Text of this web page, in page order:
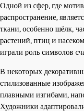
Одной из сфер, где
распространение,
ткани, особенно шёлк,
растений, птиц и
играли роль символов
В некоторых
стилизованные
плавными изгибами,
Художники